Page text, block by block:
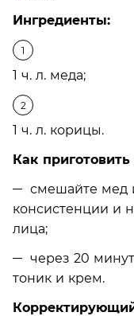
Ингредиенты:
1 ч. л. меда;
1 ч. л. корицы.
Как
смешайте мед
консистенции и
лица;
через 20
тоник и крем.